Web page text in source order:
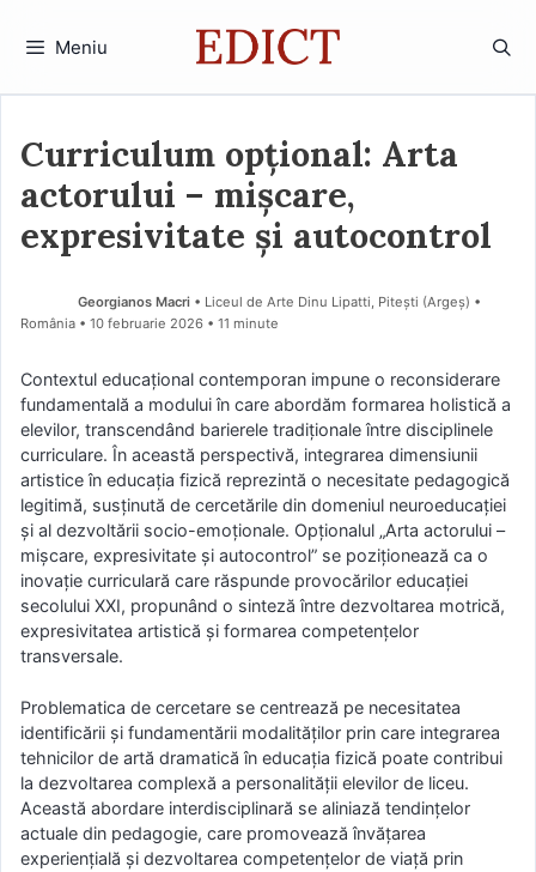
Meniu
Curriculum opțional: Arta
actorului – mișcare,
expresivitate și autocontrol
Georgianos Macri • Liceul de Arte Dinu Lipatti, Pitești (Argeş) •
România
10 februarie 2026 • 11 minute
Contextul educațional contemporan impune o reconsiderare
fundamentală a modului în care abordăm formarea holistică a
elevilor, transcendând barierele tradiționale între disciplinele
curriculare. În această perspectivă, integrarea dimensiunii
artistice în educația fizică reprezintă o necesitate pedagogică
legitimă, susținută de cercetările din domeniul neuroeducației
și al dezvoltării socio-emoționale. Opționalul „Arta actorului –
mișcare, expresivitate și autocontrol” se poziționează ca o
inovație curriculară care răspunde provocărilor educației
secolului XXI, propunând o sinteză între dezvoltarea motrică,
expresivitatea artistică și formarea competențelor
transversale.
Problematica de cercetare se centrează pe necesitatea
identificării și fundamentării modalităților prin care integrarea
tehnicilor de artă dramatică în educația fizică poate contribui
la dezvoltarea complexă a personalității elevilor de liceu.
Această abordare interdisciplinară se aliniază tendințelor
actuale din pedagogie, care promovează învățarea
experiențială și dezvoltarea competențelor de viață prin